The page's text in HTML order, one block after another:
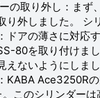
の取り外し：まず
り外しました。 シ
ドアの薄さに対応
80を取り付けまし
えないようにしま
KABA Ace3250R
このシリンダー